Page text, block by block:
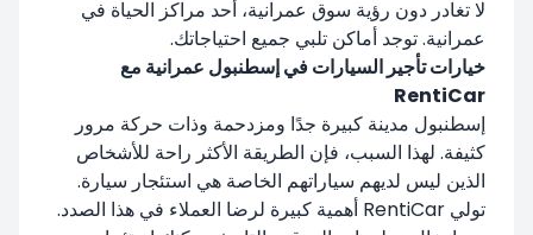
لا تغادر دون رؤية سوق عمرانية، أحد مراكز الحياة في
عمرانية. توجد أماكن تلبي جميع احتياجاتك.
خيارات تأجير السيارات في إسطنبول عمرانية مع
RentiCar
إسطنبول مدينة كبيرة جدًا ومزدحمة وذات حركة مرور
كثيفة. لهذا السبب، فإن الطريقة الأكثر راحة للأشخاص
الذين ليس لديهم سياراتهم الخاصة هي استئجار سيارة.
تولي RentiCar أهمية كبيرة لرضا العملاء في هذا الصدد.